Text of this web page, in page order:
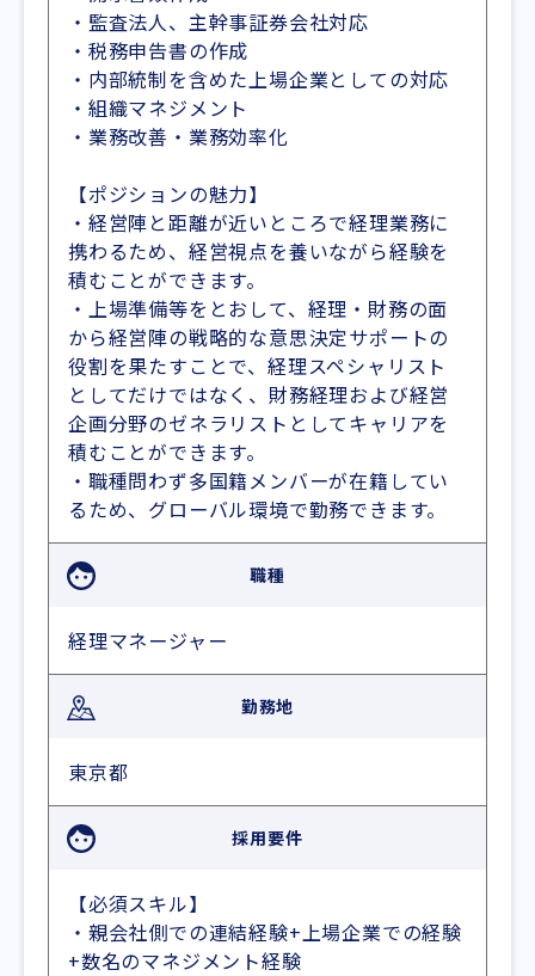
・監査法人、主幹事証券会社対応
・税務申告書の作成
・内部統制を含めた上場企業としての対応
・組織マネジメント
・業務改善・業務効率化
【ポジションの魅力】
・経営陣と距離が近いところで経理業務に
携わるため、経営視点を養いながら経験を
積むことができます。
・上場準備等をとおして、経理・財務の面
から経営陣の戦略的な意思決定サポートの
役割を果たすことで、経理スペシャリスト
としてだけではなく、財務経理および経営
企画分野のゼネラリストとしてキャリアを
積むことができます。
・職種問わず多国籍メンバーが在籍してい
るため、グローバル環境で勤務できます。
職種
経理マネージャー
勤務地
東京都
採用要件
【必須スキル】
・親会社側での連結経験+上場企業での経験
+数名のマネジメント経験